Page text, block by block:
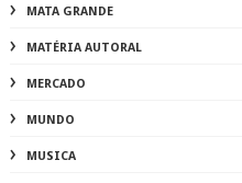
MATA GRANDE
MATÉRIA AUTORAL
MERCADO
MUNDO
MUSICA